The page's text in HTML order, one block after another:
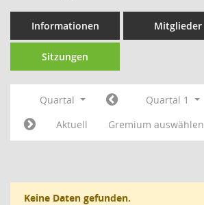
Informationen Mitglieder
Sitzungen
Quartal Quartal 1
Aktuell
Gremium auswählen
Keine Daten gefunden.